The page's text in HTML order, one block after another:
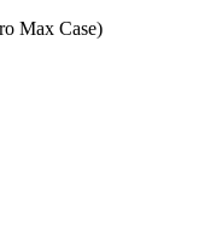
Max Case)